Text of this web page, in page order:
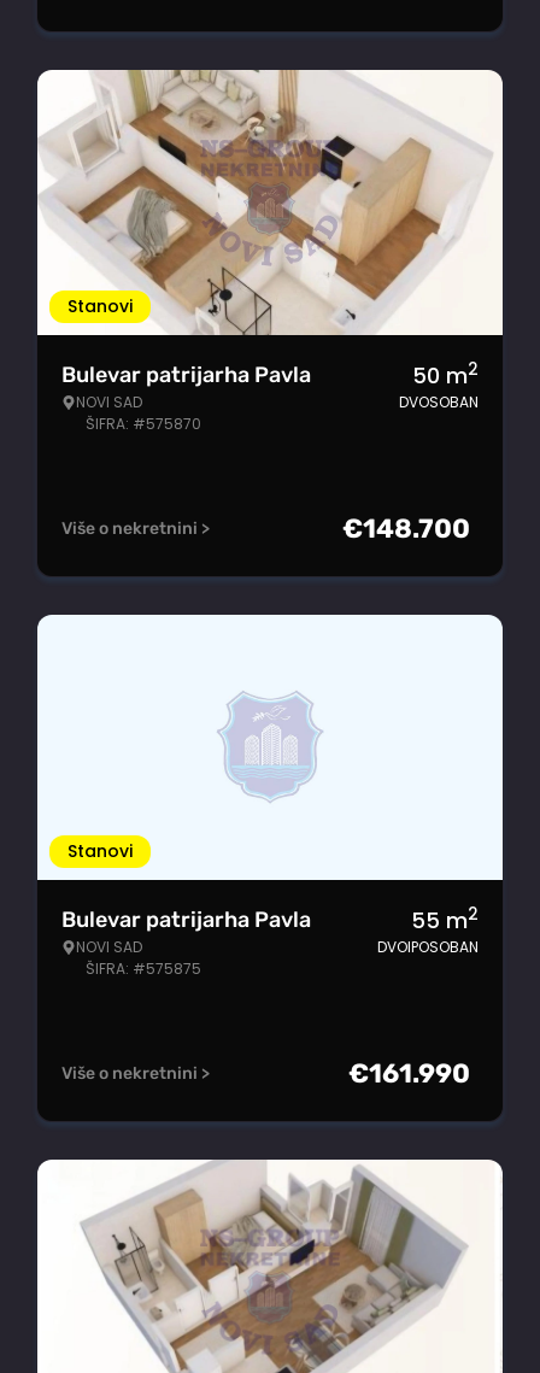
Stanovi
Bulevar patrijarha Pavla
NOVI SAD
ŠIFRA: #575870
50 m2
DVOSOBAN
Više o nekretnini > €148.700
Stanovi
Bulevar patrijarha Pavla
NOVI SAD
ŠIFRA: #575875
55 m2
DVOIPOSOBAN
Više o nekretnini > €161.990